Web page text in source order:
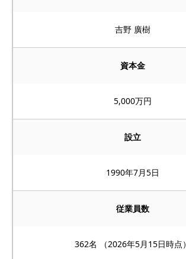
吉野 廣樹
資本金
5,000万円
設立
1990年7月5日
従業員数
362名 （2026年5月15日時点）